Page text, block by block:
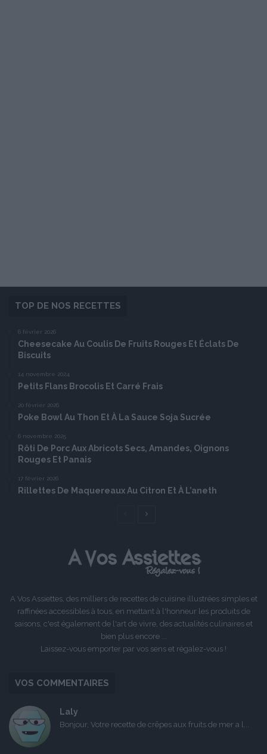
TOP DE NOS RECETTES
6 février 2026
Cheesecake Au Coulis De Fruits Rouges Et Éclats De
Biscuits
14 novembre 2024
Petits Flans Brocolis Et Carré Frais
20 février 2026
Poke Bowl Au Thon Et À La Sauce Soja Sucrée
6 novembre 2025
Rôti De Porc Aux Abricots Secs, Amandes, Oignons
Rouges Et Panais
17 février 2026
Rillettes De Maquereaux Au Citron Et À L’aneth
Page
A Vos Assiettes, des milliers de recettes de cuisine illustrées simples et
raffinées accessibles à tous, en mettant à l'honneur les produits de
saisons, c'est également de l'art de vivre, des actualités culinaires et
bien plus encore ...
Laissez-vous emporter par vos sens et régalez-vous !
VOS COMMENTAIRES
Laly
Bonjour, Votre recette de crêpes aux fruits de mer a l...